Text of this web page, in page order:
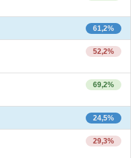
61,2%
52,2%
69,2%
24,5%
29,3%